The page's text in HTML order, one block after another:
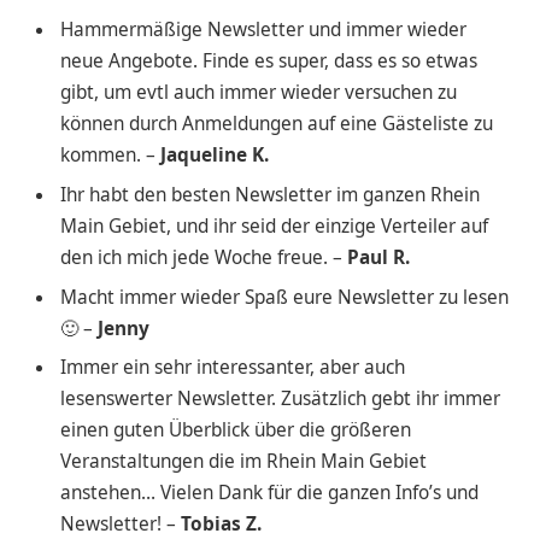
Hammermäßige Newsletter und immer wieder
neue Angebote. Finde es super, dass es so etwas
gibt, um evtl auch immer wieder versuchen zu
können durch Anmeldungen auf eine Gästeliste zu
kommen. – Jaqueline K.
Ihr habt den besten Newsletter im ganzen Rhein
Main Gebiet, und ihr seid der einzige Verteiler auf
den ich mich jede Woche freue. – Paul R.
Macht immer wieder Spaß eure Newsletter zu lesen
🙂 – Jenny
Immer ein sehr interessanter, aber auch
lesenswerter Newsletter. Zusätzlich gebt ihr immer
einen guten Überblick über die größeren
Veranstaltungen die im Rhein Main Gebiet
anstehen… Vielen Dank für die ganzen Info’s und
Newsletter! – Tobias Z.